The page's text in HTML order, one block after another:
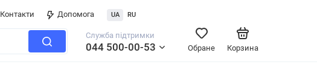
Контакти Допомога UA RU
Служба підтримки
044 500-00-53 Корзина
Обране